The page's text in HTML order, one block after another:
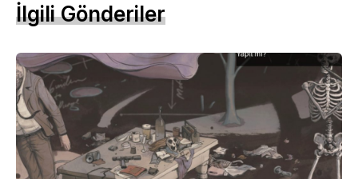
İlgili Gönderiler